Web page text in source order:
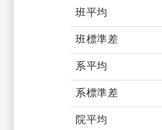
班平均
班標準差
系平均
系標準差
院平均